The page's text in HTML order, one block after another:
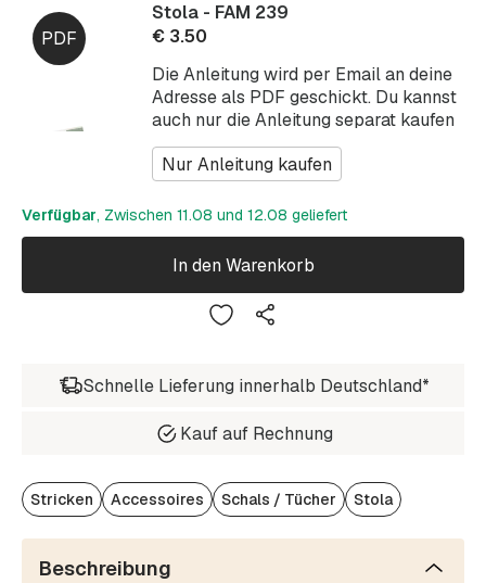
Die Anleitung wird per Email an deine
Adresse als PDF geschickt. Du kannst
auch nur die Anleitung separat kaufen
Nur Anleitung kaufen
Stola - FAM 239
€ 3.50
Verfügbar, Zwischen 11.08 und 12.08 geliefert
In den Warenkorb
Schnelle Lieferung innerhalb Deutschland*
Kauf auf Rechnung
Stricken Accessoires Schals / Tücher Stola
Beschreibung